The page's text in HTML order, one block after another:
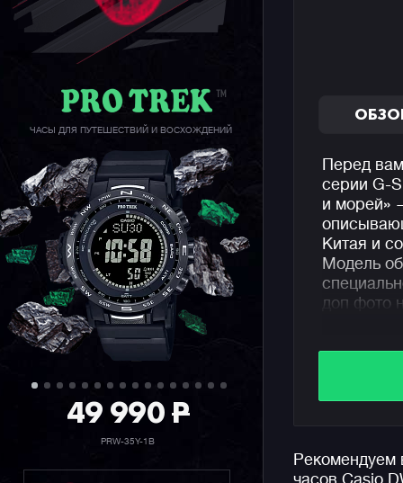
ЧАСЫ ДЛЯ ПУТЕШЕСТВИЙ И ВОСХОЖДЕНИЙ
49 990P
PRW-35Y-1B
Перед
серии G-
и морей»
Китая и
Модель
доп фото
DW-6900
Рекомендуем